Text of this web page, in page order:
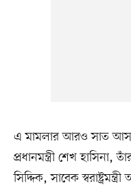
এ মামলার আরও সাত
প্রধানমন্ত্রী শেখ হাসিনা,
সিদ্দিক, সাবেক